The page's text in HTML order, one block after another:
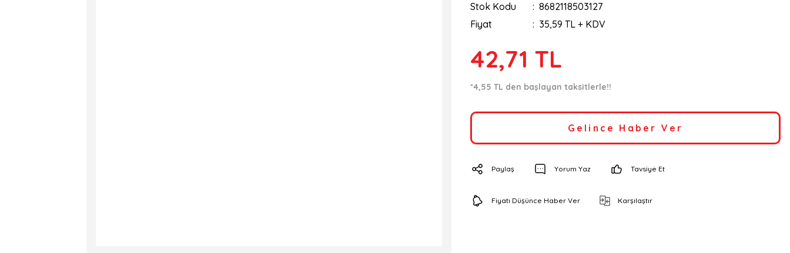
Stok Kodu
8682118503127
Fiyat
35,59 TL + KDV
42,71 TL
*4,55 TL den başlayan taksitlerle!!
Gelince Haber Ver
Paylaş Yorum Yaz Tavsiye Et
Fiyatı Düşünce Haber Ver Karşılaştır